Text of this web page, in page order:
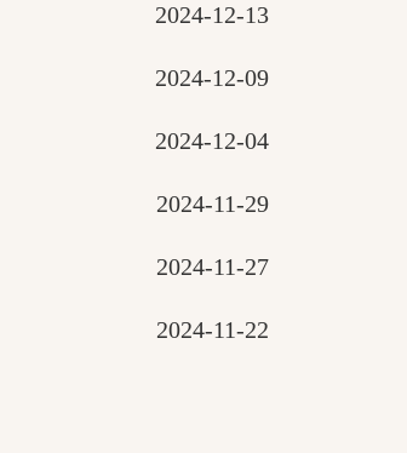
2024-12-13
2024-12-09
2024-12-04
2024-11-29
2024-11-27
2024-11-22